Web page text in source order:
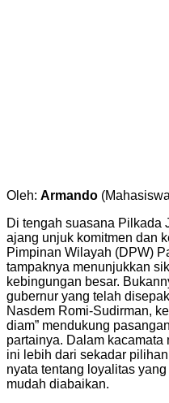
Oleh: Armando
Di tengah suasana Pilkada
ajang unjuk komitmen dan
Pimpinan Wilayah (DPW)
tampaknya menunjukkan
kebingungan besar.
gubernur yang telah
Nasdem Romi-Sudirman,
diam” mendukung
partainya. Dalam
ini lebih dari sekadar
nyata tentang loyalitas
mudah diabaikan.